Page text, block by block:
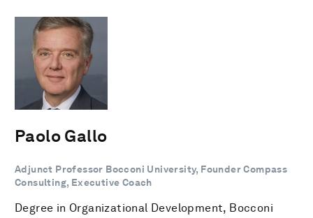
Paolo Gallo
Adjunct Professor Bocconi University, Founder Compass
Consulting, Executive Coach
Degree in Organizational Development, Bocconi